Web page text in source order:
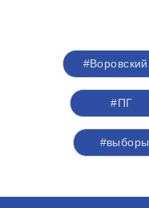
#Воровский
#ПГ
#выборы